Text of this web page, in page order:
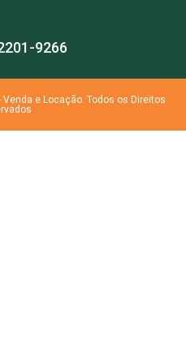
9266
e Locação. Todos os Direitos